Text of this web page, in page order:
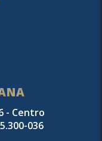
- Centro
036